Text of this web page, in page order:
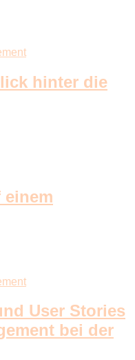
hinter die
einem
User Stories
bei der